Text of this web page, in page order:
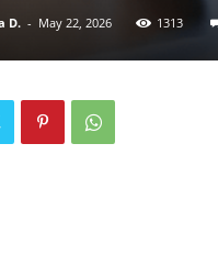
D. - May 22, 2026 1313